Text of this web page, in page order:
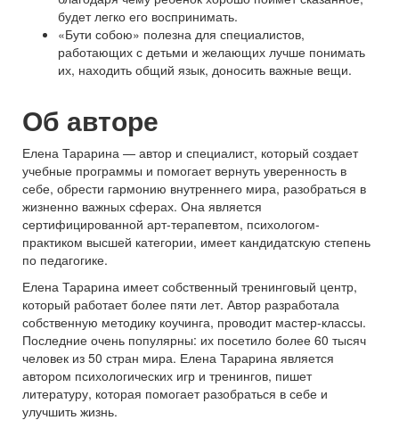
будет легко его воспринимать.
«Бути собою» полезна для специалистов,
работающих с детьми и желающих лучше понимать
их, находить общий язык, доносить важные вещи.
Об авторе
Елена Тарарина — автор и специалист, который создает
учебные программы и помогает вернуть уверенность в
себе, обрести гармонию внутреннего мира, разобраться в
жизненно важных сферах. Она является
сертифицированной арт-терапевтом, психологом-
практиком высшей категории, имеет кандидатскую степень
по педагогике.
Елена Тарарина имеет собственный тренинговый центр,
который работает более пяти лет. Автор разработала
собственную методику коучинга, проводит мастер-классы.
Последние очень популярны: их посетило более 60 тысяч
человек из 50 стран мира. Елена Тарарина является
автором психологических игр и тренингов, пишет
литературу, которая помогает разобраться в себе и
улучшить жизнь.